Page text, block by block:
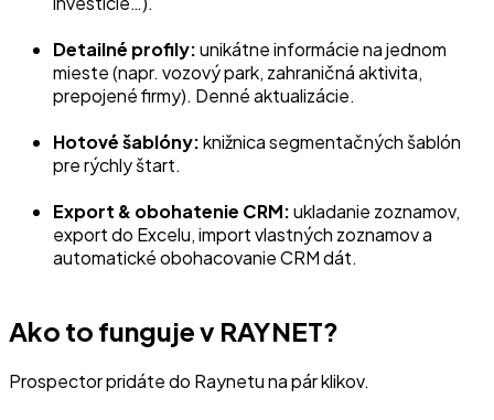
Detailné profily:unikátne informácie na jednom
mieste (napr. vozový park, zahraničná aktivita,
prepojené firmy). Denné aktualizácie.
Hotové šablóny:knižnica segmentačných šablón
pre rýchly štart.
Export & obohatenie CRM:ukladanie zoznamov,
export do Excelu, import vlastných zoznamov a
automatické obohacovanie CRM dát.
Ako to funguje v RAYNET?
Prospector pridáte do Raynetu na pár klikov.